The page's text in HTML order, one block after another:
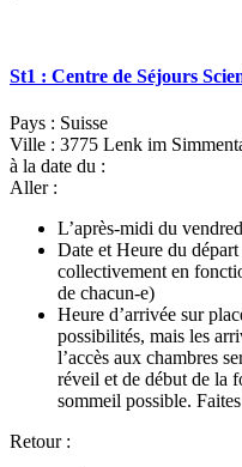
St1 : Centre de Séjours
Pays : Suisse
Ville : 3775 Lenk im
à la date du :
Aller :
L’après-midi du
Date et Heure du
collectivement en
de chacun-e)
Heure d’arrivée sur
possibilités, mais les
l’accès aux chambres
réveil et de début de la
sommeil possible.
Retour :